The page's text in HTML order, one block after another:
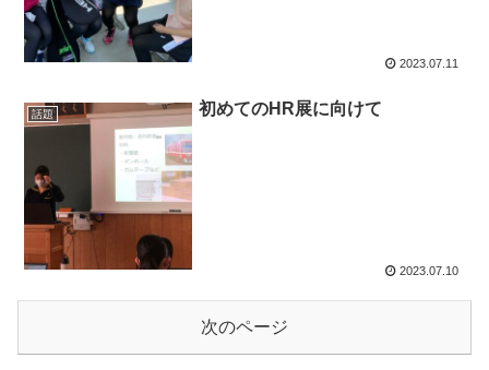
2023.07.11
話題 初めてのHR展に向けて
2023.07.10
次のページ